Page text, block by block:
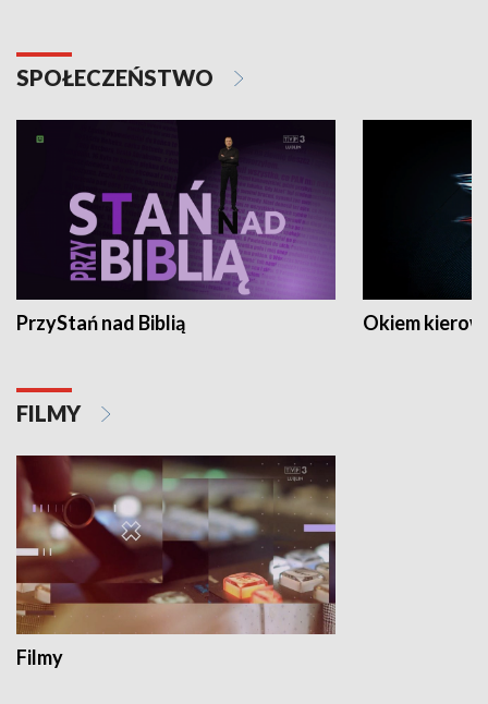
SPOŁECZEŃSTWO
PrzyStań nad Biblią Okiem
FILMY
Filmy